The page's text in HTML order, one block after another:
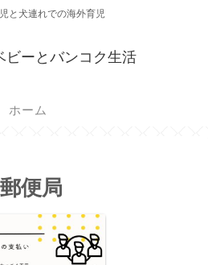
と犬連れでの海外育児
ビーとバンコク生活
ホーム
便局